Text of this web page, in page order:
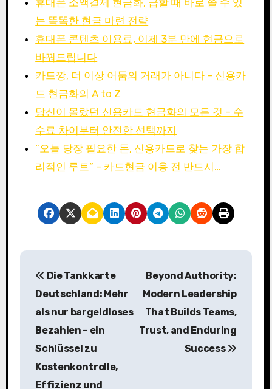
휴대폰 소액결제 현금화, 급할 때 바로 쓸 수 있
는 똑똑한 현금 마련 전략
휴대폰 콘텐츠 이용료, 이제 3분 만에 현금으로
바꿔드립니다
카드깡, 더 이상 어둠의 거래가 아니다 – 신용카
드 현금화의 A to Z
당신이 몰랐던 신용카드 현금화의 모든 것 – 수
수료 차이부터 안전한 선택까지
“오늘 당장 필요한 돈, 신용카드로 찾는 가장 합
리적인 루트” – 카드현금 이용 전 반드시…
P
Die Tankkarte
Deutschland: Mehr
als nur bargeldloses
Bezahlen – ein
Schlüssel zu
Kostenkontrolle,
Effizienz und
Beyond Authority:
Modern Leadership
That Builds Teams,
Trust, and Enduring
Success